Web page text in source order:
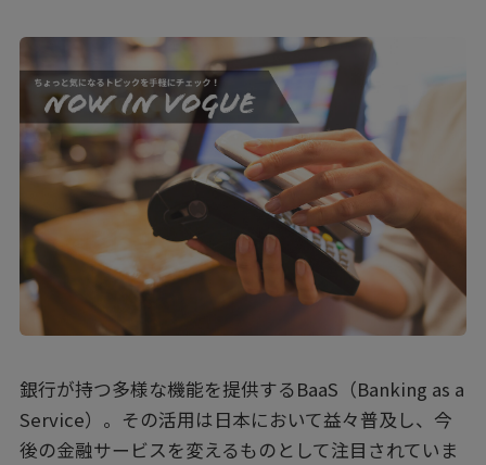
銀行が持つ多様な機能を提供するBaaS（Banking as a
Service）。その活用は日本において益々普及し、今
後の金融サービスを変えるものとして注目されていま